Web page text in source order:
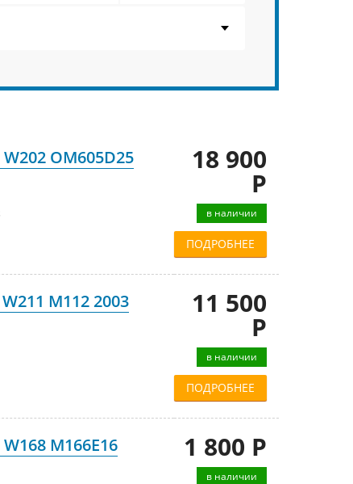
OM605D25
18 900
Р
в наличии
ПОДРОБНЕЕ
M112 2003
11 500
Р
в наличии
ПОДРОБНЕЕ
M166E16
1 800 Р
в наличии